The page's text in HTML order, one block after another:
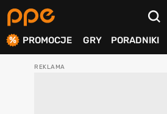
PROMOCJE GRY PORADNIKI